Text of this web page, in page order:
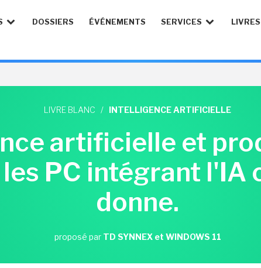
DOSSIERS ÉVÉNEMENTS SERVICES
LIVRE BLANC / INTELLIGENCE ARTIFICIELLE
artificielle et
PC intégrant l'IA
donne.
proposé par TD SYNNEX et WINDOWS 11